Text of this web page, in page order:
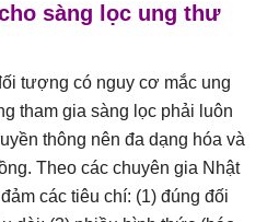
sàng lọc ung thư
tượng có nguy cơ mắc ung
tham gia sàng lọc phải luôn
thông nên đa dạng hóa và
Theo các chuyên gia Nhật
các tiêu chí: (1) đúng đối